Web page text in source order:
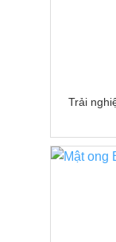
Trải